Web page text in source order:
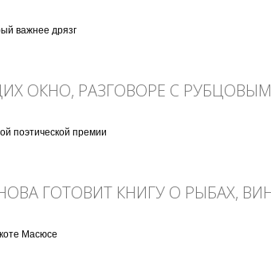
важнее дрязг
ОКНО, РАЗГОВОРЕ С
поэтической премии
ГОТОВИТ КНИГУ О РЫБАХ,
Масюсе